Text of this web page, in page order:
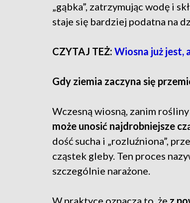
„gąbka”, zatrzymując wodę i
staje się bardziej podatna na
CZYTAJ TEŻ: Wiosna już jest,
Gdy ziemia zaczyna się
Wczesną wiosną, zanim
może unosić najdrobniejsze
dość sucha i „rozluźniona”,
cząstek gleby. Ten proces
szczególnie narażone.